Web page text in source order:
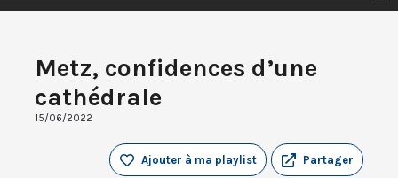
Metz, confidences d’une
cathédrale
15/06/2022
Partager
Ajouter à ma playlist